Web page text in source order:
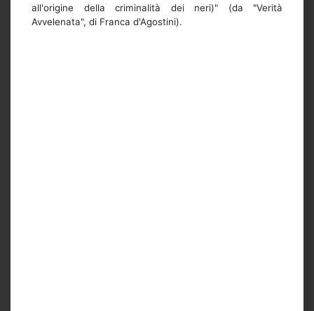
all'origine della criminalità dei neri)" (da "Verità
Avvelenata", di Franca d'Agostini).